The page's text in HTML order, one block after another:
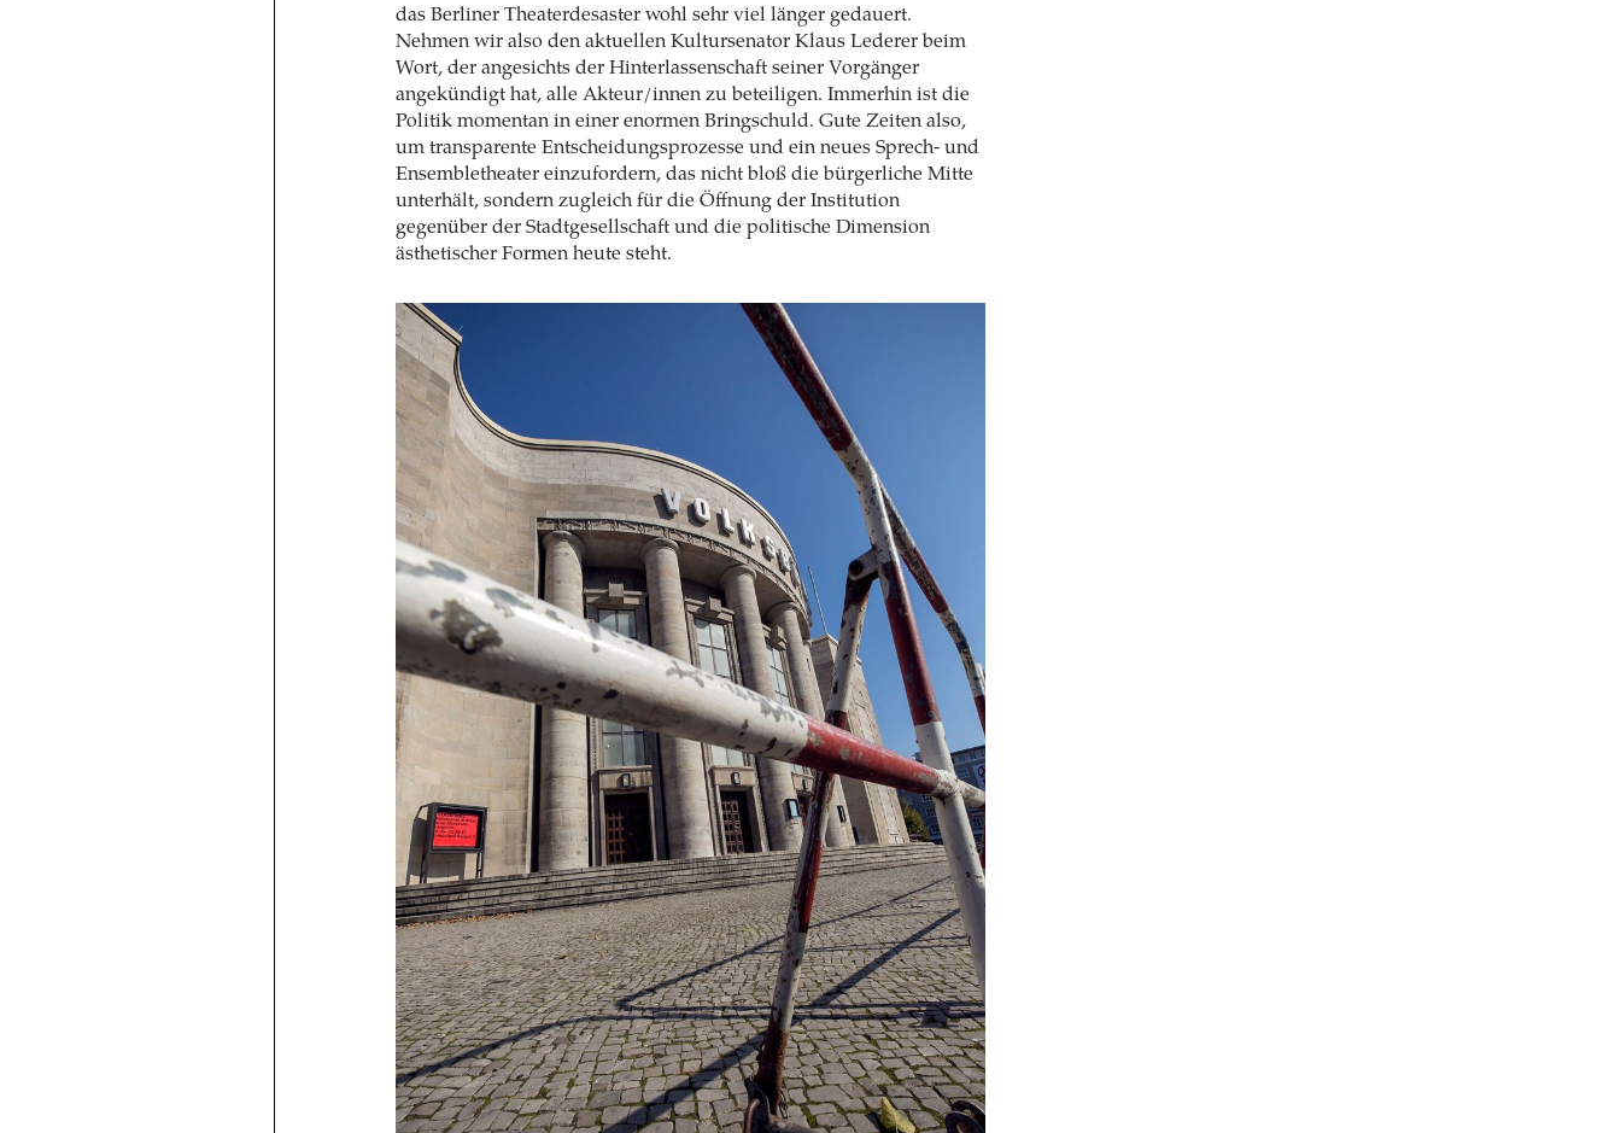
das Berliner Theaterdesaster wohl sehr viel länger gedauert.
Nehmen wir also den aktuellen Kultursenator Klaus Lederer beim
Wort, der angesichts der Hinterlassenschaft seiner Vorgänger
angekündigt hat, alle Akteur/innen zu beteiligen. Immerhin ist die
Politik momentan in einer enormen Bringschuld. Gute Zeiten also,
um transparente Entscheidungsprozesse und ein neues Sprech- und
Ensembletheater einzufordern, das nicht bloß die bürgerliche Mitte
unterhält, sondern zugleich für die Öffnung der Institution
gegenüber der Stadtgesellschaft und die politische Dimension
ästhetischer Formen heute steht.